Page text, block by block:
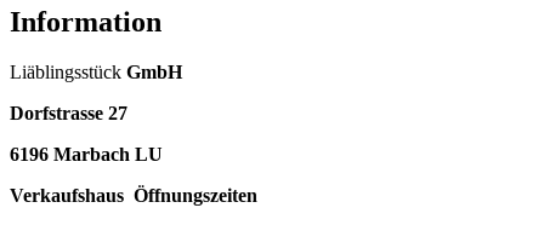
Information
Liäblingsstück GmbH
Dorfstrasse 27
6196 Marbach LU
Verkaufshaus Öffnungszeiten